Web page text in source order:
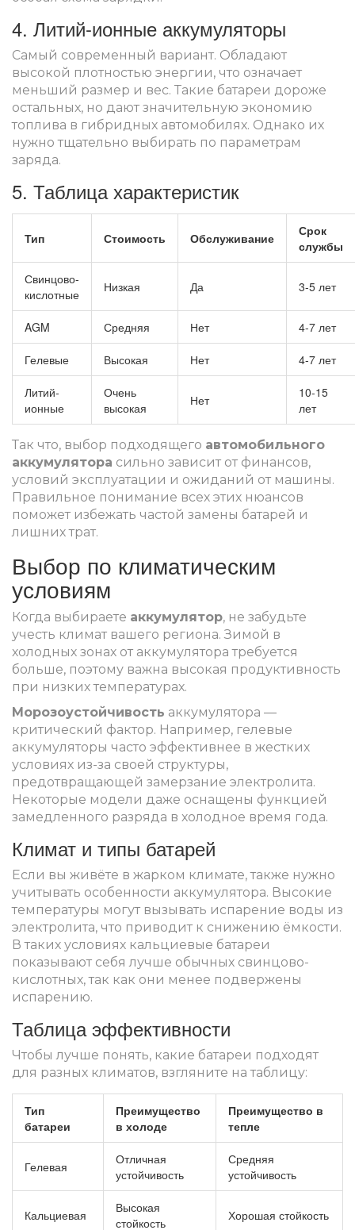
4. Литий-ионные аккумуляторы
Самый современный вариант. Обладают
высокой плотностью энергии, что означает
меньший размер и вес. Такие батареи дороже
остальных, но дают значительную экономию
топлива в гибридных автомобилях. Однако их
нужно тщательно выбирать по параметрам
заряда.
5. Таблица характеристик
Тип Стоимость Обслуживание
Срок
службы
Свинцово-
кислотные
Низкая Да 3-5 лет
AGM Средняя Нет 4-7 лет
Гелевые Высокая Нет 4-7 лет
Литий-
ионные
Очень
высокая
Нет
10-15
лет
Так что, выбор подходящего автомобильного
аккумулятора сильно зависит от финансов,
условий эксплуатации и ожиданий от машины.
Правильное понимание всех этих нюансов
поможет избежать частой замены батарей и
лишних трат.
Выбор по климатическим
условиям
Когда выбираете аккумулятор, не забудьте
учесть климат вашего региона. Зимой в
холодных зонах от аккумулятора требуется
больше, поэтому важна высокая продуктивность
при низких температурах.
Морозоустойчивость аккумулятора —
критический фактор. Например, гелевые
аккумуляторы часто эффективнее в жестких
условиях из-за своей структуры,
предотвращающей замерзание электролита.
Некоторые модели даже оснащены функцией
замедленного разряда в холодное время года.
Климат и типы батарей
Если вы живёте в жарком климате, также нужно
учитывать особенности аккумулятора. Высокие
температуры могут вызывать испарение воды из
электролита, что приводит к снижению ёмкости.
В таких условиях кальциевые батареи
показывают себя лучше обычных свинцово-
кислотных, так как они менее подвержены
испарению.
Таблица эффективности
Чтобы лучше понять, какие батареи подходят
для разных климатов, взгляните на таблицу:
Тип
батареи
Преимущество
в холоде
Преимущество в
тепле
Гелевая
Отличная
устойчивость
Средняя
устойчивость
Кальциевая
Высокая
стойкость
Хорошая стойкость